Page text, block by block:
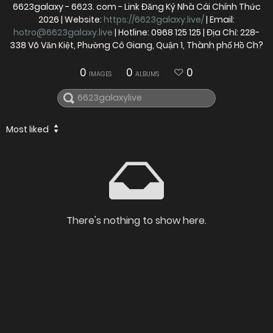
6623galaxy - 6623. com - Link Đăng Ký Nhà Cái Chính Thức
2026 | Website: https://6623galaxy.live/| Email:
hotro@6623galaxy.live | Hotline: 0968 125 125 | Địa Chỉ: 228-
338 Võ Văn Kiệt, Phường Cô Giang, Quận 1, Thành phố Hồ Ch?
0 IMAGES 0 ALBUMS 0
Most liked
There's nothing to show here.